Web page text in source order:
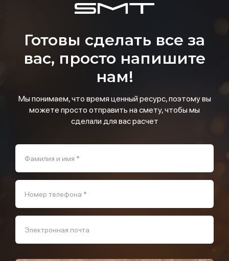
Готовы сделать все за
вас, просто напишите
нам!
Мы понимаем, что время ценный ресурс, поэтому вы
можете просто отправить на смету, чтобы мы
сделали для вас расчет
Фамилия и имя *
Номер телефона *
Электронная почта